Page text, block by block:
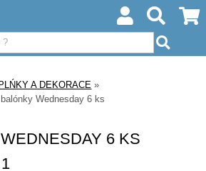
A DEKORACE
balónky Wednesday 6 ks
6 KS